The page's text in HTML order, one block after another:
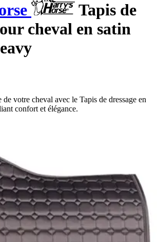
Tapis de
cheval en satin
votre cheval avec le Tapis de dressage en
confort et élégance.